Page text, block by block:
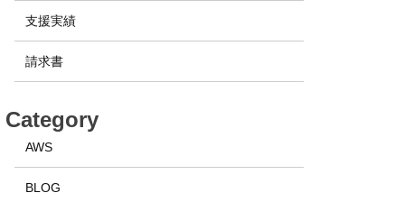
支援実績
請求書
Category
AWS
BLOG